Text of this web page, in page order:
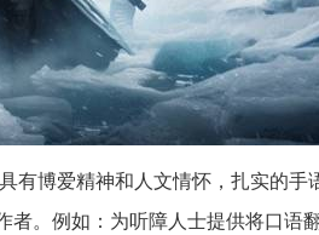
博爱精神和人文情怀，扎实的手语
。例如：为听障人士提供将口语